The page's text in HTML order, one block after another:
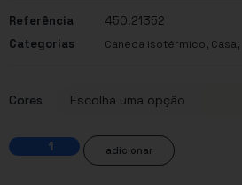
Referência
450.21352
Categorias
Caneca isotérmico, Casa,
Cores
adicionar